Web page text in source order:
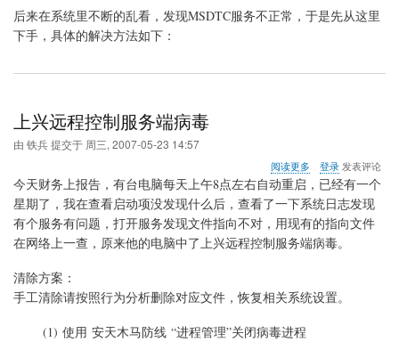
序
交
后来在系统里不断的乱看，发现MSDTC服务不正常，于是先从这里
下手，具体的解决方法如下：
上兴远程控制服务端病毒
由 铁兵提交于 周三, 2007-05-23 14:57
阅读更多
上
兴
远
程
务
登录发表评论
今天财务上报告，有台电脑每天上午8点左右自动重启，已经有一个
星期了，我在查看启动项没发现什么后，查看了一下系统日志发现
有个服务有问题，打开服务发现文件指向不对，用现有的指向文件
在网络上一查，原来他的电脑中了上兴远程控制服务端病毒。
清除方案：
手工清除请按照行为分析删除对应文件，恢复相关系统设置。
(1) 使用 安天木马防线 “进程管理”关闭病毒进程